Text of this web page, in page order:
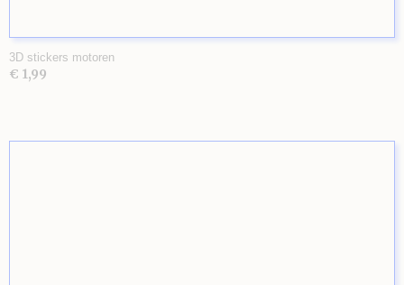
3D stickers motoren
€ 1,99